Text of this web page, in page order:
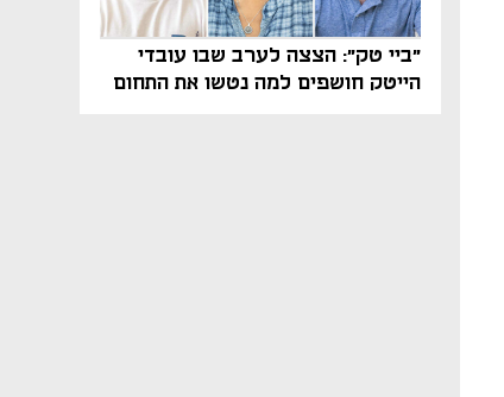
"ביי טק": הצצה לערב שבו עובדי
הייטק חושפים למה נטשו את התחום